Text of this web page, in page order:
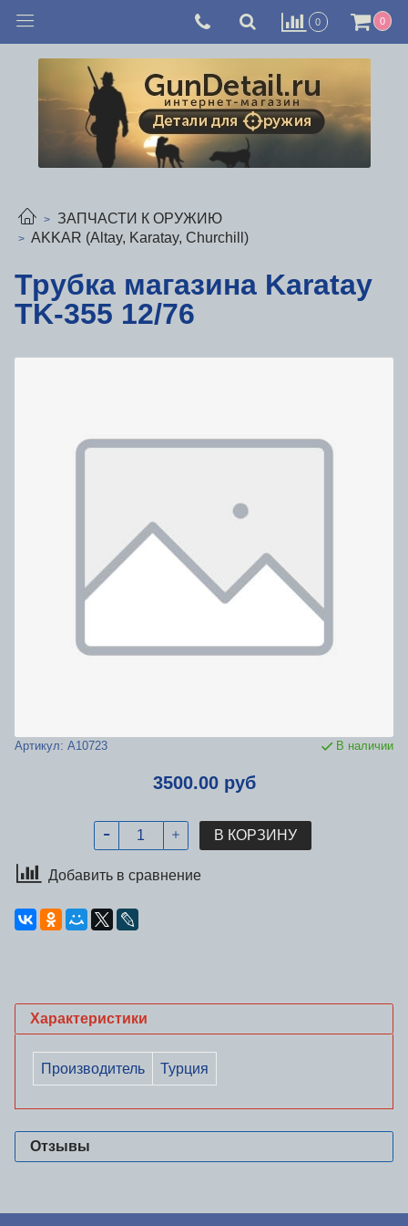
0 0
ЗАПЧАСТИ К ОРУЖИЮ
AKKAR (Altay, Karatay, Churchill)
Трубка магазина Karatay
TK-355 12/76
Артикул: А10723 В наличии
3500.00 руб
В КОРЗИНУ
Добавить в сравнение
Характеристики
Производитель Турция
Отзывы